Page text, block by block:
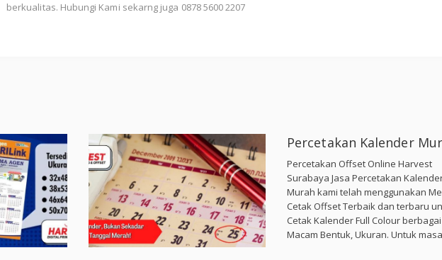
berkualitas. Hubungi Kami sekarng juga 0878 5600 2207
Percetakan Kalender
Percetakan Offset Online Harvest
Surabaya Jasa Percetakan
Murah kami telah menggunakan
Cetak Offset Terbaik dan terbaru
Cetak Kalender Full Colour berbagai
Macam Bentuk, Ukuran. Untuk